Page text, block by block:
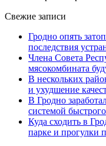
Свежие записи
Гродно опять
последствия
Члена Совета
мясокомбината
В нескольких
и ухудшение
В Гродно
системой
Куда сходить в
парке и прогулки